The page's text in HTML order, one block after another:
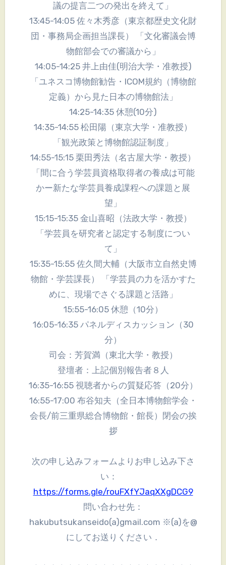
議の提言二つの発出を終えて」
13:45-14:05 佐々木秀彦（東京都歴史文化財
団・事務局企画担当課長） 「文化審議会博
物館部会での審議から」
14:05-14:25 井上由佳(明治大学・准教授)
「ユネスコ博物館勧告・ICOM規約（博物館
定義）から見た日本の博物館法」
14:25-14:35 休憩(10分)
14:35-14:55 松田陽（東京大学・准教授）
「観光政策と博物館認証制度」
14:55-15:15 栗田秀法（名古屋大学・教授）
「間に合う学芸員資格取得者の養成は可能
かー新たな学芸員養成課程への課題と展
望」
15:15-15:35 金山喜昭（法政大学・教授）
「学芸員を研究者と認定する制度につい
て」
15:35-15:55 佐久間大輔（大阪市立自然史博
物館・学芸課長） 「学芸員の力を活かすた
めに、現場でさぐる課題と活路」
15:55-16:05 休憩（10分）
16:05-16:35 パネルディスカッション（30
分）
司会：芳賀満（東北大学・教授）
登壇者：上記個別報告者８人
16:35-16:55 視聴者からの質疑応答（20分）
16:55-17:00 布谷知夫（全日本博物館学会・
会長/前三重県総合博物館・館長）閉会の挨
拶
次の申し込みフォームよりお申し込み下さ
い：
https://forms.gle/rouFXfYJaqXXgDCG9
問い合わせ先：
hakubutsukanseido(a)gmail.com ※(a)を@
にしてお送りください．